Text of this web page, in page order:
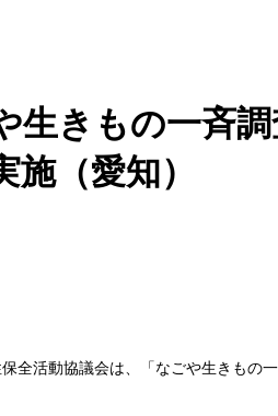
生きもの一斉
施（愛知）
全活動協議会は、「なごや生きもの